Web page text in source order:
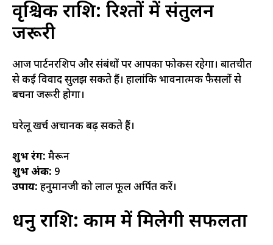
वृश्चिक राशि: रिश्तों में संतुलन
जरूरी
आज पार्टनरशिप और संबंधों पर आपका फोकस रहेगा। बातचीत
से कई विवाद सुलझ सकते हैं। हालांकि भावनात्मक फैसलों से
बचना जरूरी होगा।
घरेलू खर्च अचानक बढ़ सकते हैं।
शुभ रंग: मैरून
शुभ अंक: 9
उपाय: हनुमानजी को लाल फूल अर्पित करें।
धनु राशि: काम में मिलेगी सफलता